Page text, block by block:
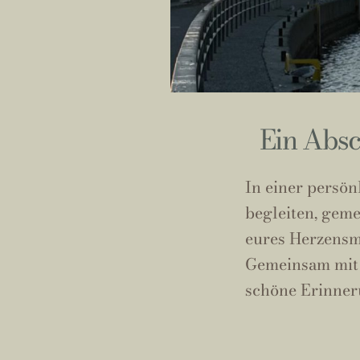
Ein
In einer
begleiten,
eures
Gemeinsam
schöne